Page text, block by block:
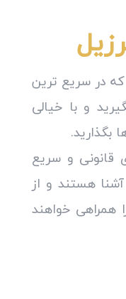
در سریع ترین
و با خیالی
بگذارید.
قانونی و سریع
هستند و از
همراهی خواهند